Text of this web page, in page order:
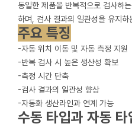
동일한 제품을 반복적으로 검사하
하며, 검사 결과의 일관성을 유지
주요 특징
-자동 위치 이동 및 자동 측정 지원
-반복 검사 시 높은 생산성 확보
-측정 시간 단축
-검사 결과의 일관성 향상
-자동화 생산라인과 연계 가능
수동 타입과 자동 타